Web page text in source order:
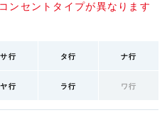
ンセントタイプが異なります
サ行 タ行 ナ行
ヤ行 ラ行 ワ行